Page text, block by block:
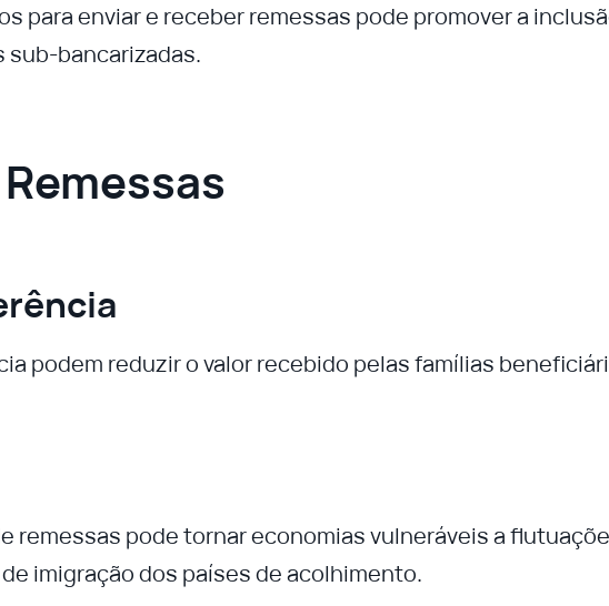
para enviar e receber remessas pode promover a
sub-bancarizadas.
podem reduzir o valor recebido pelas famílias
remessas pode tornar economias vulneráveis a
imigração dos países de acolhimento.